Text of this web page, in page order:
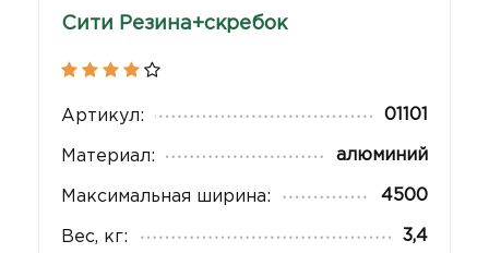
Сити Резина+скребок
Артикул: 01101
Материал: алюминий
Максимальная ширина: 4500
Вес, кг: 3,4